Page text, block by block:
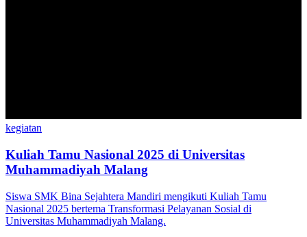
kegiatan
Kuliah Tamu Nasional 2025 di Universitas
Muhammadiyah Malang
Siswa SMK Bina Sejahtera Mandiri mengikuti Kuliah Tamu
Nasional 2025 bertema Transformasi Pelayanan Sosial di
Universitas Muhammadiyah Malang.